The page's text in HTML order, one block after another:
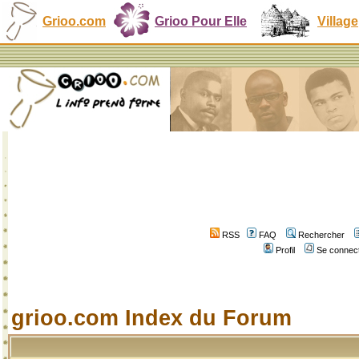
Grioo.com Grioo Pour Elle Village
RSS FAQ
Rechercher
Profil
Se
grioo.com Index du Forum